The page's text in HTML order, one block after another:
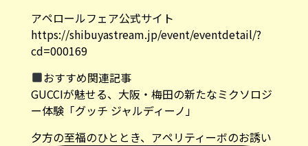
アペロールフェア公式サイト
https://shibuyastream.jp/event/eventdetail/?
cd=000169
おすすめ関連記事
GUCCIが魅せる、大阪・梅田の新たなミクソロジ
ー体験「グッチ ジャルディーノ」
夕方の至福のひととき、アペリティーボのお誘い